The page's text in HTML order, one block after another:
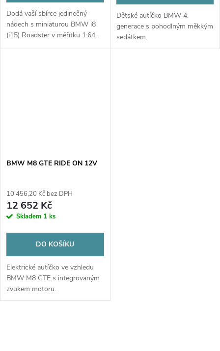
Dodá vaší sbírce jedinečný
nádech s miniaturou BMW i8
(i15) Roadster v měřítku 1:64 .
Dětské autíčko BMW 4.
generace s pohodlným měkkým
sedátkem.
BMW M8 GTE RIDE ON 12V
10 456,20 Kč bez DPH
12 652 Kč
Skladem 1 ks
DO KOŠÍKU
Elektrické autíčko ve vzhledu
BMW M8 GTE s integrovaným
zvukem motoru.